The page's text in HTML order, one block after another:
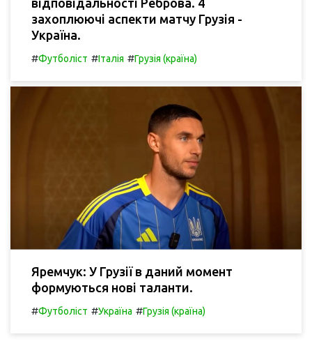
відповідальності Реброва. 4
захоплюючі аспекти матчу Грузія -
Україна.
#Футболіст #Італія #Грузія (країна)
Яремчук: У Грузії в даний момент
формуються нові таланти.
#Футболіст #Україна #Грузія (країна)